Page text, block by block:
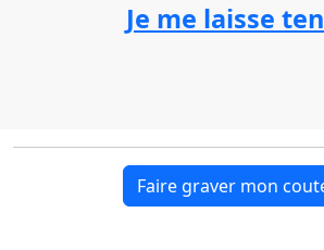
Je me laisse
Faire graver mon